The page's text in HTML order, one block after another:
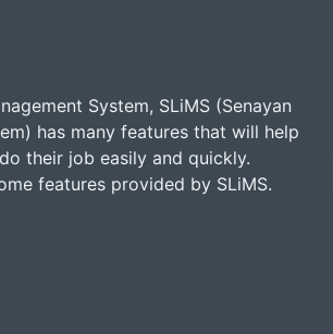
System, SLiMS (Senayan
has many features that will help
their job easily and quickly.
features provided by SLiMS.